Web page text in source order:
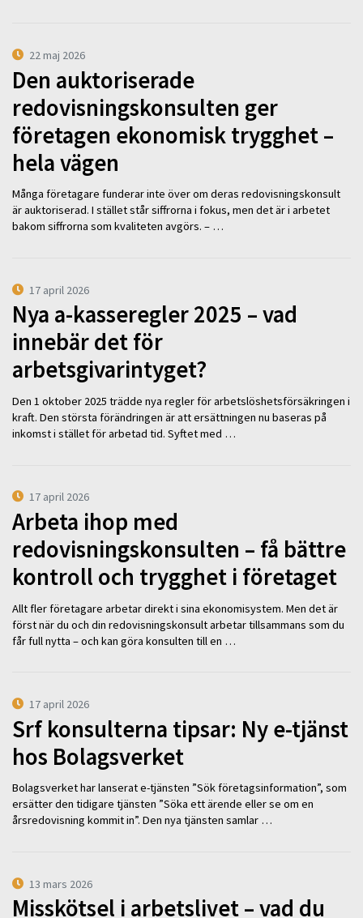
22 maj 2026
Den auktoriserade
redovisningskonsulten ger
företagen ekonomisk trygghet –
hela vägen
Många företagare funderar inte över om deras redovisningskonsult
är auktoriserad. I stället står siffrorna i fokus, men det är i arbetet
bakom siffrorna som kvaliteten avgörs. – …
17 april 2026
Nya a-kasseregler 2025 – vad
innebär det för
arbetsgivarintyget?
Den 1 oktober 2025 trädde nya regler för arbetslöshetsförsäkringen i
kraft. Den största förändringen är att ersättningen nu baseras på
inkomst i stället för arbetad tid. Syftet med …
17 april 2026
Arbeta ihop med
redovisningskonsulten – få bättre
kontroll och trygghet i företaget
Allt fler företagare arbetar direkt i sina ekonomisystem. Men det är
först när du och din redovisningskonsult arbetar tillsammans som du
får full nytta – och kan göra konsulten till en …
17 april 2026
Srf konsulterna tipsar: Ny e-tjänst
hos Bolagsverket
Bolagsverket har lanserat e-tjänsten ”Sök företagsinformation”, som
ersätter den tidigare tjänsten ”Söka ett ärende eller se om en
årsredovisning kommit in”. Den nya tjänsten samlar …
13 mars 2026
Misskötsel i arbetslivet – vad du